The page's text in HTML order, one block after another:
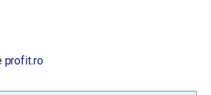
profit.ro